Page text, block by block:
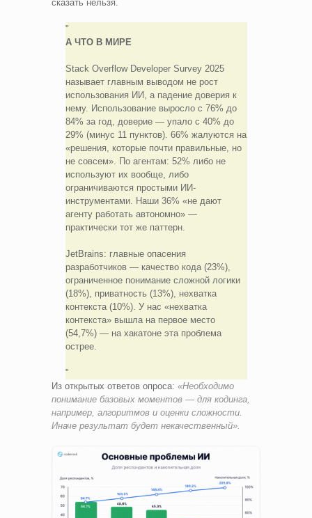
сказать нельзя.
А ЧТО В МИРЕ
Stack Overflow Developer Survey 2025
называет главным выводом не рост
использования ИИ, а падение доверия к
нему. Использование выросло с 76% до
84% за год, доверие — упало с 40% до
29% (минус 11 пунктов). 66% жалуются на
«решения, которые почти правильные, но
не совсем». По агентам: 52% либо не
используют их вообще, либо
ограничиваются простыми ИИ-
инструментами. Наши 36% «не дают
агенту работать автономно» —
практически тот же паттерн.
JetBrains: главные опасения
разработчиков — качество кода (23%),
ограниченное понимание сложной логики
(18%), приватность (13%), нехватка
контекста (10%). У нас «нехватка
контекста» вышла на первое место
(54,7%) — на хакатоне эта проблема
острее.
Из открытых ответов опроса: «Необходимо
понимание базовых моментов — для кодинга,
например, алгоритмов и оценки сложности.
Иначе результат будет некачественный».